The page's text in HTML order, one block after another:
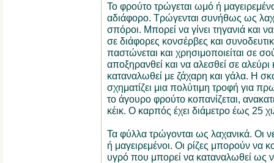
Το φρούτο τρώγεται ωμό ή
αδιάφορο. Τρώγενται συνήθως ως
σπόροι. Μπορεί να γίνει τηγανιά και
σε διάφορες κονσέρβες και
παστώνεται και χρησιμοποιείται σε
αποξηρανθεί και να αλεσθεί σε αλεύρι
καταναλωθεί με ζάχαρη και γάλα. Η
σχηματίζει μια πολύτιμη τροφή για
το άγουρο φρούτο κοπανίζεται,
κέικ. Ο καρπός έχει διάμετρο έως 25
Τα φύλλα τρώγονται ως λαχανικά. Οι
ή μαγειρεμένοι. Οι ρίζες μπορούν να
υγρό που μπορεί να καταναλωθεί ως